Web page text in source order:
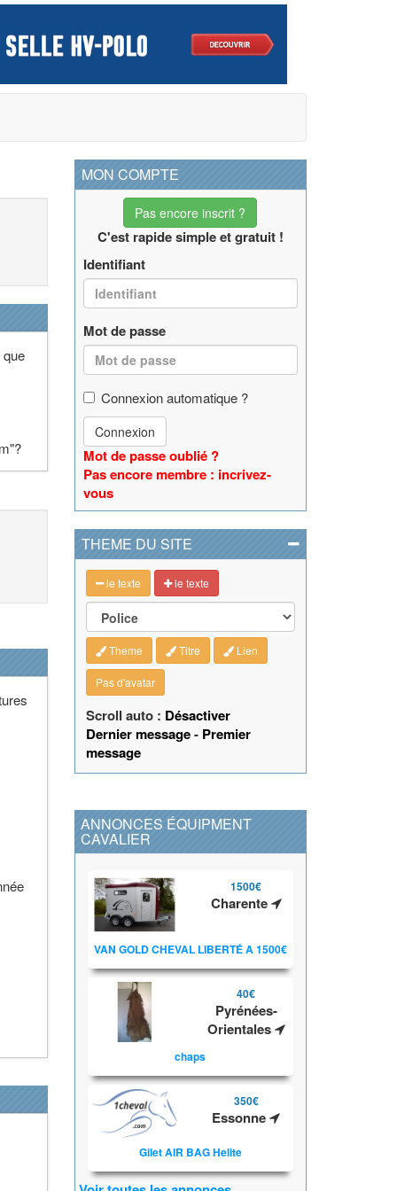
MON COMPTE
Pas encore inscrit ?
C'est rapide simple et gratuit !
Identifiant
Mot de passe
Connexion automatique ?
Connexion
Mot de passe oublié ?
Pas encore membre : incrivez-
vous
THEME DU SITE
le texte le texte
Theme Titre Lien
Pas d'avatar
Scroll auto : Désactiver
Dernier message- Premier
message
ANNONCES ÉQUIPMENT
CAVALIER
1500€
Charente
VAN GOLD CHEVAL LIBERTÉ A 1500€
40€
Pyrénées-
Orientales
chaps
350€
Essonne
Gilet AIR BAG Helite